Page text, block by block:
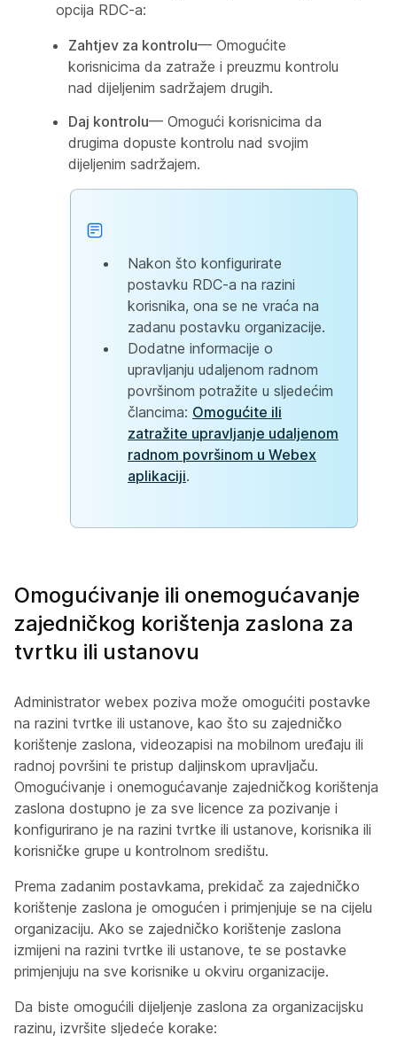
opcija RDC-a:
Zahtjev za kontrolu— Omogućite
korisnicima da zatraže i preuzmu kontrolu
nad dijeljenim sadržajem drugih.
Daj kontrolu— Omogući korisnicima da
drugima dopuste kontrolu nad svojim
dijeljenim sadržajem.
Nakon što konfigurirate
postavku RDC-a na razini
korisnika, ona se ne vraća na
zadanu postavku organizacije.
Dodatne informacije o
upravljanju udaljenom radnom
površinom potražite u sljedećim
člancima: Omogućite ili
zatražite upravljanje udaljenom
radnom površinom u Webex
aplikaciji.
Omogućivanje ili onemogućavanje
zajedničkog korištenja zaslona za
tvrtku ili ustanovu
Administrator webex poziva može omogućiti postavke
na razini tvrtke ili ustanove, kao što su zajedničko
korištenje zaslona, videozapisi na mobilnom uređaju ili
radnoj površini te pristup daljinskom upravljaču.
Omogućivanje i onemogućavanje zajedničkog korištenja
zaslona dostupno je za sve licence za pozivanje i
konfigurirano je na razini tvrtke ili ustanove, korisnika ili
korisničke grupe u kontrolnom središtu.
Prema zadanim postavkama, prekidač za zajedničko
korištenje zaslona je omogućen i primjenjuje se na cijelu
organizaciju. Ako se zajedničko korištenje zaslona
izmijeni na razini tvrtke ili ustanove, te se postavke
primjenjuju na sve korisnike u okviru organizacije.
Da biste omogućili dijeljenje zaslona za organizacijsku
razinu, izvršite sljedeće korake: